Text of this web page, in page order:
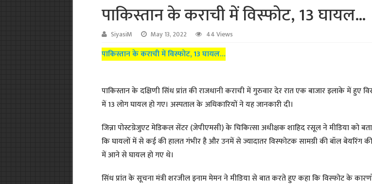
पाकिस्तान के कराची में विस्फोट, 13 घायल…
SiyasiM May 13, 2022 44 Views
पाकिस्तान के कराची में विस्फोट, 13 घायल…
पाकिस्तान के दक्षिणी सिंध प्रांत की राजधानी कराची में गुरुवार देर रात एक बाजार इलाके में हुए
में 13 लोग घायल हो गए। अस्पताल के अधिकारियों ने यह जानकारी दी।
जिन्ना पोस्टग्रेजुएट मेडिकल सेंटर (जेपीएमसी) के चिकित्सा अधीक्षक शाहिद रसूल ने मीडिया को
कि घायलों में से कई की हालत गंभीर है और उनमें से ज्यादातर विस्फोटक सामग्री की बॉल बेयरिंग
में आने से घायल हो गए थे।
सिंध प्रांत के सूचना मंत्री शरजील इनाम मेमन ने मीडिया से बात करते हुए कहा कि विस्फोट के